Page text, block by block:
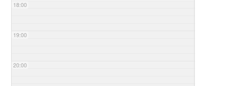
18:00
19:00
20:00